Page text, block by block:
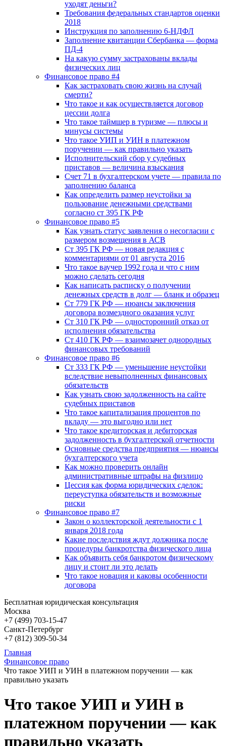
уходят деньги?
Требования федеральных стандартов оценки
2018
Инструкция по заполнению 6-НДФЛ
Заполнение квитанции Сбербанка — форма
ПД-4
На какую сумму застрахованы вклады
физических лиц
Финансовое право #4
Как застраховать свою жизнь на случай
смерти?
Что такое и как осуществляется договор
цессии долга
Что такое таймшер в туризме — плюсы и
минусы системы
Что такое УИП и УИН в платежном
поручении — как правильно указать
Исполнительский сбор у судебных
приставов — величина взыскания
Счет 71 в бухгалтерском учете — правила по
заполнению баланса
Как определить размер неустойки за
пользование денежными средствами
согласно ст 395 ГК РФ
Финансовое право #5
Как узнать статус заявления о несогласии с
размером возмещения в АСВ
Ст 395 ГК РФ — новая редакция с
комментариями от 01 августа 2016
Что такое ваучер 1992 года и что с ним
можно сделать сегодня
Как написать расписку о получении
денежных средств в долг — бланк и образец
Ст 779 ГК РФ — нюансы заключения
договора возмездного оказания услуг
Ст 310 ГК РФ — односторонний отказ от
исполнения обязательства
Ст 410 ГК РФ — взаимозачет однородных
финансовых требований
Финансовое право #6
Ст 333 ГК РФ — уменьшение неустойки
вследствие невыполненных финансовых
обязательств
Как узнать свою задолженность на сайте
судебных приставов
Что такое капитализация процентов по
вкладу — это выгодно или нет
Что такое кредиторская и дебиторская
задолженность в бухгалтерской отчетности
Основные средства предприятия — нюансы
бухгалтерского учета
Как можно проверить онлайн
административные штрафы на физлицо
Цессия как форма юридических сделок:
переуступка обязательств и возможные
риски
Финансовое право #7
Закон о коллекторской деятельности с 1
января 2018 года
Какие последствия ждут должника после
процедуры банкротства физического лица
Как объявить себя банкротом физическому
лицу и стоит ли это делать
Что такое новация и каковы особенности
договора
Бесплатная юридическая консультация
Москва
+7 (499) 703-15-47
Санкт-Петербург
+7 (812) 309-50-34
Главная
Финансовое право
Что такое УИП и УИН в платежном поручении — как
правильно указать
Что такое УИП и УИН в
платежном поручении — как
правильно указать